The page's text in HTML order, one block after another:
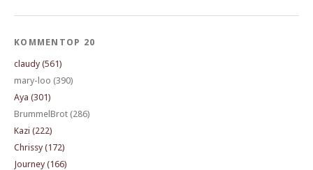
KOMMENTOP 20
claudy (561)
mary-loo (390)
Aya (301)
BrummelBrot (286)
Kazi (222)
Chrissy (172)
Journey (166)